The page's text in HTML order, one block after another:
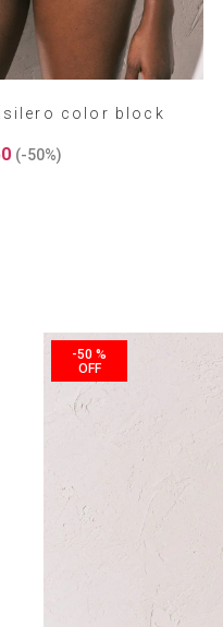
color block
(-50%)
-50 %